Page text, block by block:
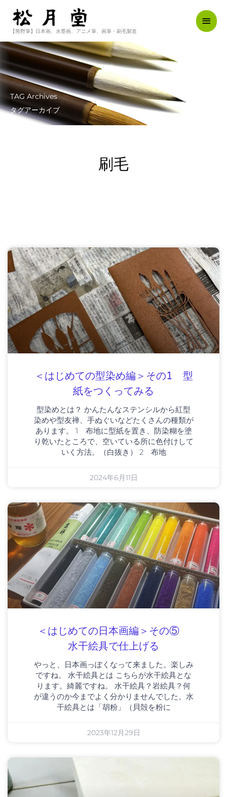
ス
キ
プ
【熊野筆】日本画、水墨画、アニメ筆、画筆・刷毛製造
メ
イ
TAG Archives
タグアーカイブ
刷毛
＜はじめての型染め編＞その1 型
紙をつくってみる
型染めとは？ かんたんなステンシルから紅型
染めや型友禅、手ぬぐいなどたくさんの種類が
あります。 1 布地に型紙を置き、防染糊を塗
り乾いたところで、空いている所に色付けして
いく方法。（白抜き） 2 布地
2024年6月11日
＜はじめての日本画編＞その⑤
水干絵具で仕上げる
やっと、日本画っぽくなって来ました。楽しみ
ですね。 水干絵具とは こちらが水干絵具とな
ります。綺麗ですね。 水干絵具？岩絵具？何
が違うのか今までよく分かりませんでした。水
干絵具とは「胡粉」（貝殻を粉に
2023年12月29日